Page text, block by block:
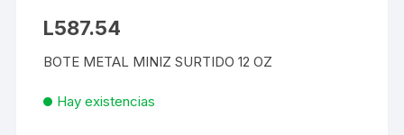
L587.54
BOTE METAL MINIZ SURTIDO 12 OZ
Hay existencias